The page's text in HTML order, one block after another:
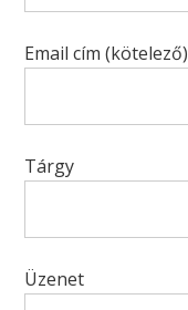
Email cím (kötelező)
Tárgy
Üzenet